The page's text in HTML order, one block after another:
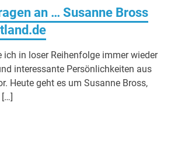
an … Susanne Bross
ich in loser Reihenfolge immer wieder
interessante Persönlichkeiten aus
Heute geht es um Susanne Bross,